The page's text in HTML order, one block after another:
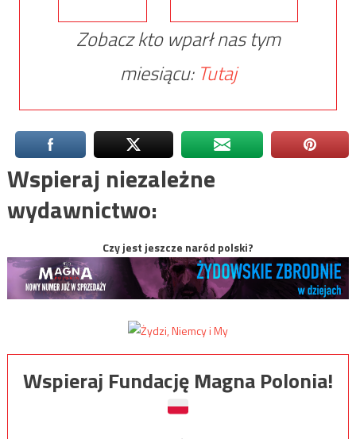
Zobacz kto wparł nas tym
miesiącu: Tutaj
Wspieraj niezależne
wydawnictwo:
Czy jest jeszcze naród polski?
Wspieraj Fundację Magna Polonia!